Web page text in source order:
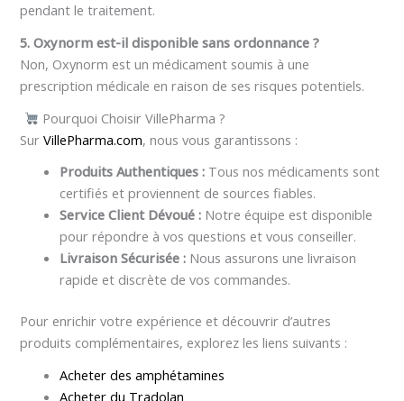
pendant le traitement.
5. Oxynorm est-il disponible sans ordonnance ?
Non, Oxynorm est un médicament soumis à une
prescription médicale en raison de ses risques potentiels.
Pourquoi Choisir VillePharma ?
SurVillePharma.com, nous vous garantissons :
Produits Authentiques : Tous nos médicaments sont
certifiés et proviennent de sources fiables.
Service Client Dévoué : Notre équipe est disponible
pour répondre à vos questions et vous conseiller.
Livraison Sécurisée : Nous assurons une livraison
rapide et discrète de vos commandes.
Pour enrichir votre expérience et découvrir d’autres
produits complémentaires, explorez les liens suivants :
Acheter des amphétamines
Acheter du Tradolan